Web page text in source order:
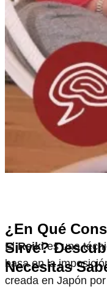
¿En Qué
Sirve?
Necesitas
ElReikies una
basa en la
creada en Japón